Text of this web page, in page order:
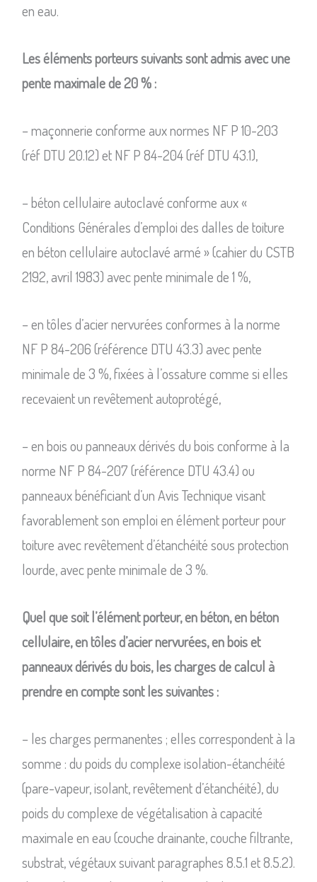
en eau.
Les éléments porteurs suivants sont admis avec une
pente maximale de 20 % :
– maçonnerie conforme aux normes NF P 10-203
(réf DTU 20.12) et NF P 84-204 (réf DTU 43.1),
– béton cellulaire autoclavé conforme aux «
Conditions Générales d’emploi des dalles de toiture
en béton cellulaire autoclavé armé » (cahier du CSTB
2192, avril 1983) avec pente minimale de 1 %,
– en tôles d’acier nervurées conformes à la norme
NF P 84-206 (référence DTU 43.3) avec pente
minimale de 3 %, fixées à l’ossature comme si elles
recevaient un revêtement autoprotégé,
– en bois ou panneaux dérivés du bois conforme à la
norme NF P 84-207 (référence DTU 43.4) ou
panneaux bénéficiant d’un Avis Technique visant
favorablement son emploi en élément porteur pour
toiture avec revêtement d’étanchéité sous protection
lourde, avec pente minimale de 3 %.
Quel que soit l’élément porteur, en béton, en béton
cellulaire, en tôles d’acier nervurées, en bois et
panneaux dérivés du bois, les charges de calcul à
prendre en compte sont les suivantes :
– les charges permanentes ; elles correspondent à la
somme : du poids du complexe isolation-étanchéité
(pare-vapeur, isolant, revêtement d’étanchéité), du
poids du complexe de végétalisation à capacité
maximale en eau (couche drainante, couche filtrante,
substrat, végétaux suivant paragraphes 8.5.1 et 8.5.2).